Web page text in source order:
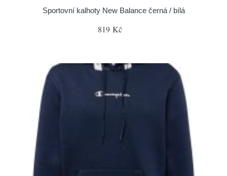
Sportovní kalhoty New Balance černá / bílá
819 Kč